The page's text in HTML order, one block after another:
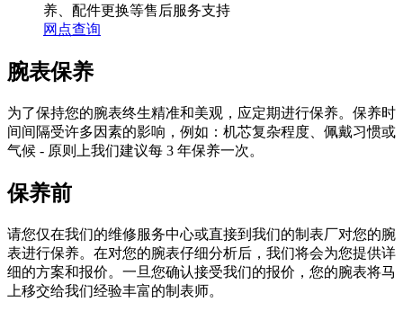
养、配件更换等售后服务支持
网点查询
腕表保养
为了保持您的腕表终生精准和美观，应定期进行保养。保养时
间间隔受许多因素的影响，例如：机芯复杂程度、佩戴习惯或
气候 - 原则上我们建议每 3 年保养一次。
保养前
请您仅在我们的维修服务中心或直接到我们的制表厂对您的腕
表进行保养。在对您的腕表仔细分析后，我们将会为您提供详
细的方案和报价。一旦您确认接受我们的报价，您的腕表将马
上移交给我们经验丰富的制表师。